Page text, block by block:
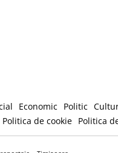
Economic Politic
Politica de cookie Politica